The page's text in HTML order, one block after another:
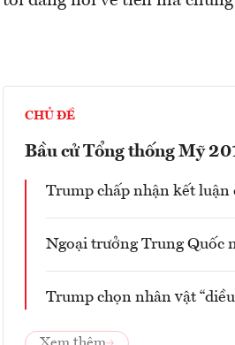
CHỦ ĐỀ
Bầu cử Tổng thống Mỹ
Trump chấp nhận kết luận
Ngoại trưởng Trung Quốc
Trump chọn nhân vật